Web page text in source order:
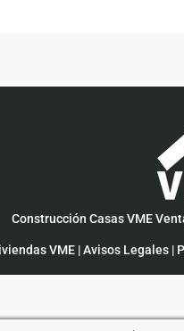
Construcción Casas VME
VME |Avisos Legales |